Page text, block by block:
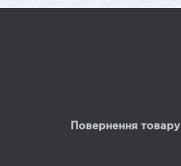
Повернення товару